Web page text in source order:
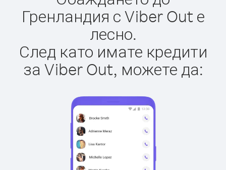
Гренландия с Viber Out е
лесно.
След като имате кредити
за Viber Out, можете да: